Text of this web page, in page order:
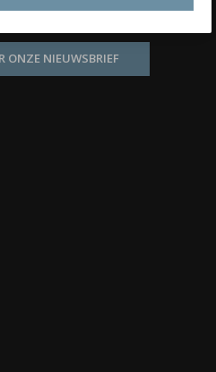
ONZE NIEUWSBRIEF